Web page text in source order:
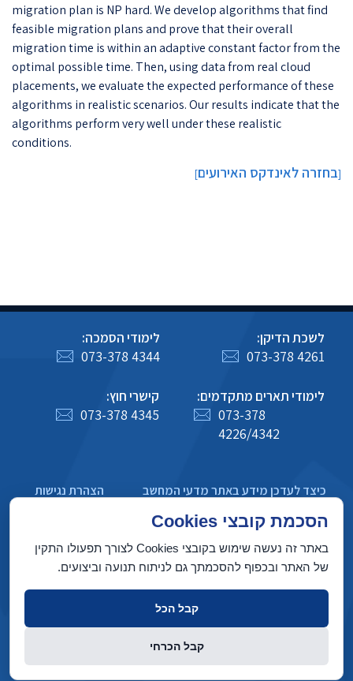
migration plan is NP hard. We develop algorithms that find
feasible migration plans and prove that their overall
migration time is within an adaptive constant factor from the
optimal possible time. Then, using data from real cloud
placements, we evaluate the expected performance of these
algorithms in realistic scenarios. Our results indicate that the
algorithms perform very well under these realistic
conditions.
[בחזרה לאינדקס האירועים]
לשכת הדיקן:
073-378 4261
לימודי הסמכה:
073-378 4344
לימודי תארים מתקדמים:
073-378
4226/4342
קישרי חוץ:
073-378 4345
כיצד לעדכן מידע באתר מדעי המחשב
הצהרת נגישות
מדיניות פרטיות
בניין טאוב, הטכניון מכון טכנולוגי לישראל, חיפה 3200003
שמורות
הסכמת קובצי Cookies
באתר זה נעשה שימוש בקובצי Cookies לצורך תפעולו התקין
של האתר ובכפוף להסכמתך גם לניתוח תנועה וביצועים.
קבל הכל
קבל הכרחי